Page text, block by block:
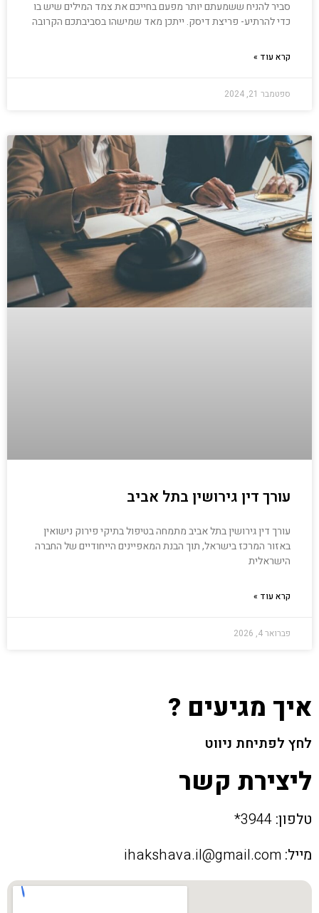
סביר להניח ששמעתם יותר מפעם בחייכם את צמד המילים שיש בו
כדי להרתיע- פריצת דיסק. ייתכן מאד שמישהו בסביבתכם הקרובה
קרא עוד »
ספטמבר 21, 2024
עורך דין גירושין בתל אביב
עורך דין גירושין בתל אביב מתמחה בטיפול בתיקי פירוק נישואין
באזור המרכז בישראל, תוך הבנת המאפיינים הייחודיים של החברה
הישראלית
קרא עוד »
פברואר 4, 2026
איך מגיעים ?
לחץ לפתיחת ניווט
ליצירת קשר
טלפון:
מייל: ihakshava.il@gmail.com